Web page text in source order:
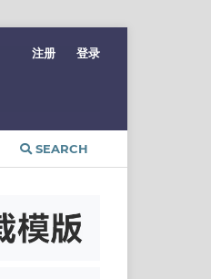
SEARCH
注册 登录